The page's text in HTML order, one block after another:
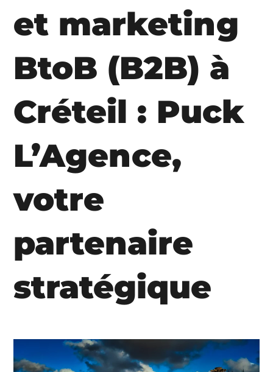
et marketing
BtoB (B2B) à
Créteil : Puck
L’Agence,
votre
partenaire
stratégique